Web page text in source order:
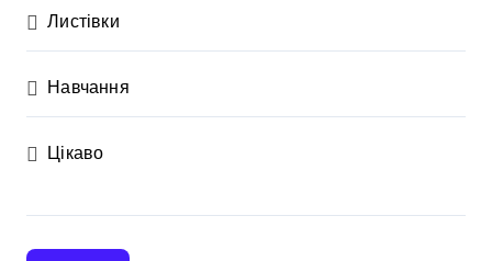
Листівки
Навчання
Цікаво